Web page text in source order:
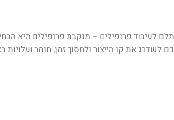
פרופילים – מנקבת פרופילים היא
לשדרג את קו הייצור ולחסוך זמן, חומר ועלויות